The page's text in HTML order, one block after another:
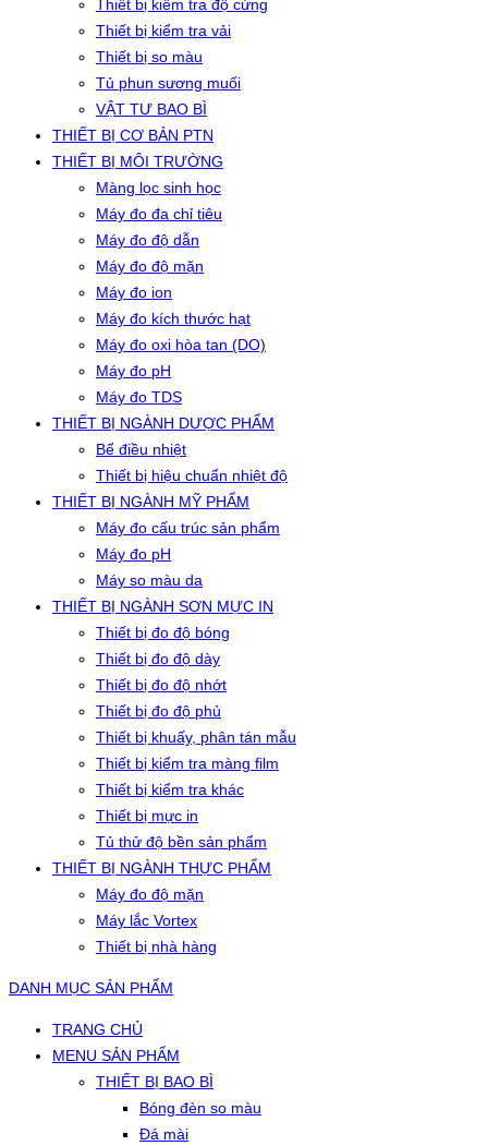
Thiết bị kiểm tra độ cứng
Thiết bị kiểm tra vải
Thiết bị so màu
Tủ phun sương muối
VẬT TƯ BAO BÌ
THIẾT BỊ CƠ BẢN PTN
THIẾT BỊ MÔI TRƯỜNG
Màng lọc sinh học
Máy đo đa chỉ tiêu
Máy đo độ dẫn
Máy đo độ mặn
Máy đo ion
Máy đo kích thước hạt
Máy đo oxi hòa tan (DO)
Máy đo pH
Máy đo TDS
THIẾT BỊ NGÀNH DƯỢC PHẨM
Bể điều nhiệt
Thiết bị hiệu chuẩn nhiệt độ
THIẾT BỊ NGÀNH MỸ PHẨM
Máy đo cấu trúc sản phẩm
Máy đo pH
Máy so màu da
THIẾT BỊ NGÀNH SƠN MỰC IN
Thiết bị đo độ bóng
Thiết bị đo độ dày
Thiết bị đo độ nhớt
Thiết bị đo độ phủ
Thiết bị khuấy, phân tán mẫu
Thiết bị kiểm tra màng film
Thiết bị kiểm tra khác
Thiết bị mực in
Tủ thử độ bền sản phẩm
THIẾT BỊ NGÀNH THỰC PHẨM
Máy đo độ mặn
Máy lắc Vortex
Thiết bị nhà hàng
DANH MỤC SẢN PHẨM
TRANG CHỦ
MENU SẢN PHẨM
THIẾT BỊ BAO BÌ
Bóng đèn so màu
Đá mài